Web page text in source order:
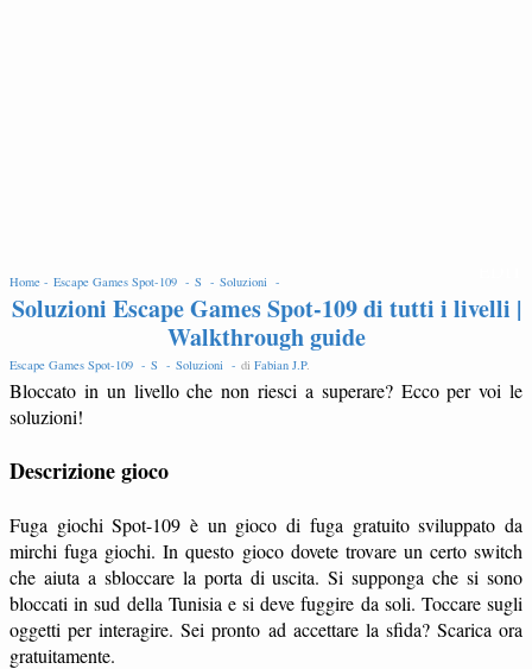
Home - Escape Games Spot-109 - S - Soluzioni -
Soluzioni Escape Games Spot-109 di tutti i livelli |
Walkthrough guide
Escape Games Spot-109 - S - Soluzioni - di Fabian J.P.
Bloccato in un livello che non riesci a superare? Ecco per voi le
soluzioni!
Descrizione gioco
Fuga giochi Spot-109 è un gioco di fuga gratuito sviluppato da
mirchi fuga giochi. In questo gioco dovete trovare un certo switch
che aiuta a sbloccare la porta di uscita. Si supponga che si sono
bloccati in sud della Tunisia e si deve fuggire da soli. Toccare sugli
oggetti per interagire. Sei pronto ad accettare la sfida? Scarica ora
gratuitamente.